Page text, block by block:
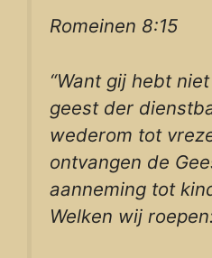
Romeinen 8:15
“Want gij hebt
geest der
wederom tot
ontvangen de
aanneming tot
Welken wij